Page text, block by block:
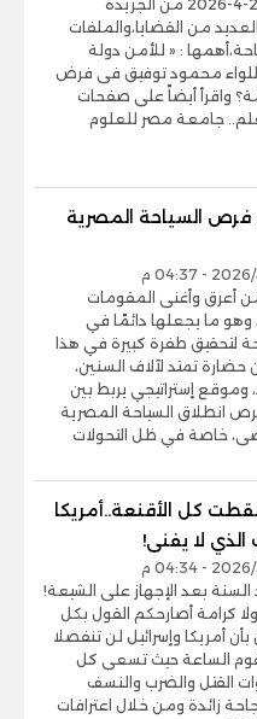
الخميس الموافق 23-4-2026 من الجريدة
من القضايا،والملفات
: « للأمن دولة
محمود توفيق فى فرض
واقرأ أيضاً على صفحات
جامعة مصر للعلوم
فرص السياحة المصرية
أعرق وأغنى المقومات
وهو ما يجعلها دائمًا في
لتحقيق طفرة كبيرة في هذا
حضارة تمتد لآلاف السنين،
وموقع إستراتيجي يربط بين
فرص انطلاق السياحة المصرية
خاصة في ظل التحولات
كل الأقنعة..أمريكا
الذي لا يفنى!
السنة بعد الإجهاز على الشيعة!
ولا كرامة أصارحكم القول بكل
أمريكا وإسرائيل لن تنفصلا
الساعة حيث تسعى كل
القتل والضرب والنسف
زائدة ومن خلال اعترافات